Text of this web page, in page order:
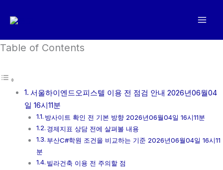
로
너
Table of Contents
서울하이엔드오피스텔 이용 전 점검 안내 2026년06월04
일 16시11분
방사이트 확인 전 기본 방향 2026년06월04일 16시11분
경제지표 상담 전에 살펴볼 내용
부산C#학원 조건을 비교하는 기준 2026년06월04일 16시11
분
빌라건축 이용 전 주의할 점